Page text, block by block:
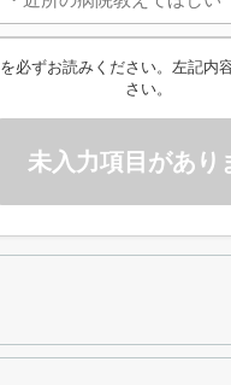
を必ずお読みください。左記内
さい。
未入力項目があり